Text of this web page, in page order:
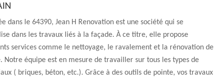
dans le 64390, Jean H Renovation est une société qui se
dans les travaux liés à la façade. À ce titre, elle propose
services comme le nettoyage, le ravalement et la rénovation de
Notre équipe est en mesure de travailler sur tous les types de
( briques, béton, etc.). Grâce à des outils de pointe, vos travaux